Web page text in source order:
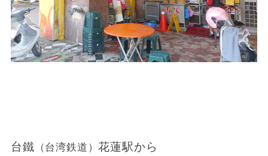
台鐵 （台湾鉄道）花蓮駅から